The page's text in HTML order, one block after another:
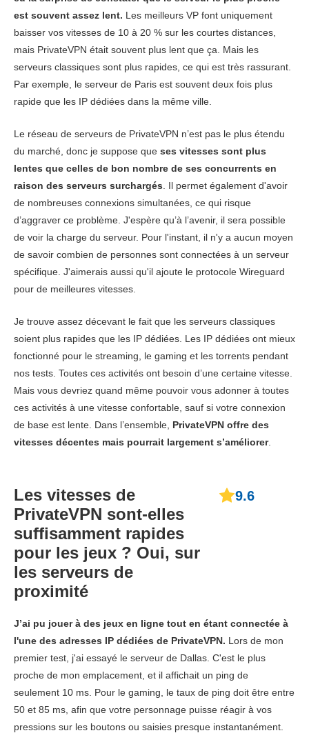
USA (New
York)
Download
Canada
Download
Upload
Ping
Brésil
Upload
Ping
Uni
Download
Ping
France
Download
Upload
Ping
Japon
Download
Upload
172.22 Mbps
41.41 Mbps
55.19 Mbps
43 ms
N/A*
150 ms
125.97 Mbps
169 ms
7.89 Mbps
112.29 Mbps
7.95 Mbps
175.09 Mbps
46.30 Mbps
80.81 Mbps
50 ms
68.73 Mbps
228 ms
133.12 Mbps
115 ms
134.14 Mbps
42.65 Mbps
64
63.28
150
166.18
est souvent assez lent. Les meilleurs VP font uniquement
baisser vos vitesses de 10 à 20 % sur les courtes distances,
mais PrivateVPN était souvent plus lent que ça. Mais les
serveurs classiques sont plus rapides, ce qui est très rassurant.
Par exemple, le serveur de Paris est souvent deux fois plus
rapide que les IP dédiées dans la même ville.
Le réseau de serveurs de PrivateVPN n’est pas le plus étendu
du marché, donc je suppose que ses vitesses sont plus
lentes que celles de bon nombre de ses concurrents en
raison des serveurs surchargés . Il permet également d'avoir
de nombreuses connexions simultanées, ce qui risque
d’aggraver ce problème. J'espère qu’à l’avenir, il sera possible
de voir la charge du serveur. Pour l'instant, il n'y a aucun moyen
de savoir combien de personnes sont connectées à un serveur
spécifique. J'aimerais aussi qu'il ajoute le protocole Wireguard
pour de meilleures vitesses.
Je trouve assez décevant le fait que les serveurs classiques
soient plus rapides que les IP dédiées. Les IP dédiées ont mieux
fonctionné pour le streaming, le gaming et les torrents pendant
nos tests. Toutes ces activités ont besoin d’une certaine vitesse.
Mais vous devriez quand même pouvoir vous adonner à toutes
ces activités à une vitesse confortable, sauf si votre connexion
de base est lente. Dans l’ensemble, PrivateVPN offre des
vitesses décentes mais pourrait largement s’améliorer.
Les vitesses de
PrivateVPN sont-elles
suffisamment rapides
pour les jeux ? Oui, sur
les serveurs de
proximité
9.6
J’ai pu jouer à des jeux en ligne tout en étant connectée à
l'une des adresses IP dédiées de PrivateVPN. Lors de mon
premier test, j'ai essayé le serveur de Dallas. C'est le plus
proche de mon emplacement, et il affichait un ping de
seulement 10 ms. Pour le gaming, le taux de ping doit être entre
50 et 85 ms, afin que votre personnage puisse réagir à vos
pressions sur les boutons ou saisies presque instantanément.